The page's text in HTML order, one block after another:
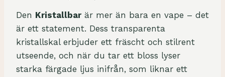
V
a
p
e
:
Den Kristallbarär mer än bara en vape – det
är ett statement. Dess transparenta
kristallskal erbjuder ett fräscht och stilrent
utseende, och när du tar ett bloss lyser
starka färgade ljus inifrån, som liknar ett